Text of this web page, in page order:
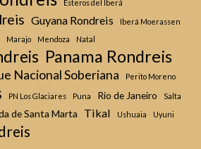
Esteros del Iberá
Guyana Rondreis
Iberá Moerassen
Marajo Mendoza Natal
Panama Rondreis
Nacional Soberiana Perito Moreno
PN Los Glaciares Puna Rio de Janeiro
Salta
de Santa Marta Tikal Ushuaia Uyuni